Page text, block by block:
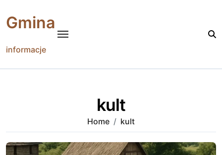
content
Gmina
informacje
kult
Home kult